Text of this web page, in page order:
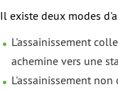
Il existe deux modes
L'assainissement
achemine vers une
L'assainissement